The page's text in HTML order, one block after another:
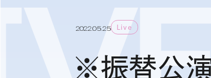
2022.05.25 Live
※振替公